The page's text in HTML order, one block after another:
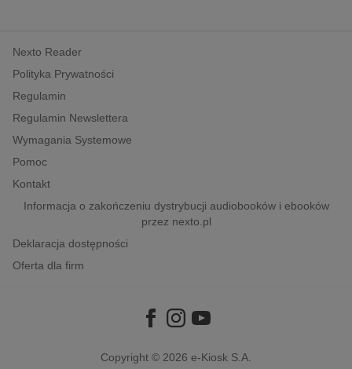
polityka, społeczno-informacyjne
psychologiczne
inne
popularno-naukowe
historia
Nexto Reader
Polityka Prywatności
Regulamin
Regulamin Newslettera
Wymagania Systemowe
Pomoc
Kontakt
Informacja o zakończeniu dystrybucji audiobooków i ebooków
przez nexto.pl
Deklaracja dostępności
Oferta dla firm
Copyright © 2026 e-Kiosk S.A.